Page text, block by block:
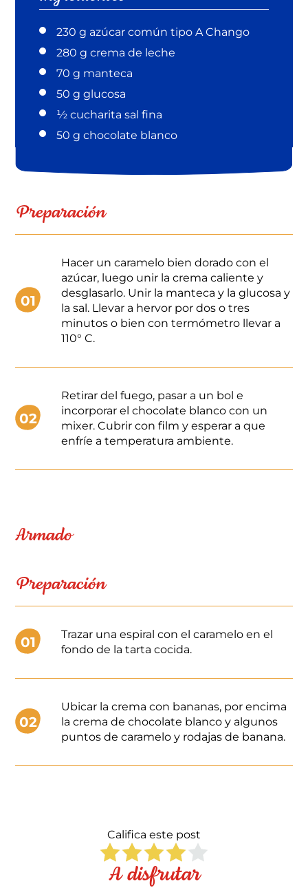
230 g azúcar común tipo A Chango
280 g crema de leche
70 g manteca
50 g glucosa
½ cucharita sal fina
50 g chocolate blanco
Preparación
01
Hacer un caramelo bien dorado con el
azúcar, luego unir la crema caliente y
desglasarlo. Unir la manteca y la glucosa y
la sal. Llevar a hervor por dos o tres
minutos o bien con termómetro llevar a
110° C.
02
Retirar del fuego, pasar a un bol e
incorporar el chocolate blanco con un
mixer. Cubrir con film y esperar a que
enfríe a temperatura ambiente.
Armado
Preparación
01
Trazar una espiral con el caramelo en el
fondo de la tarta cocida.
02
Ubicar la crema con bananas, por encima
la crema de chocolate blanco y algunos
puntos de caramelo y rodajas de banana.
Califica este post
A disfrutar